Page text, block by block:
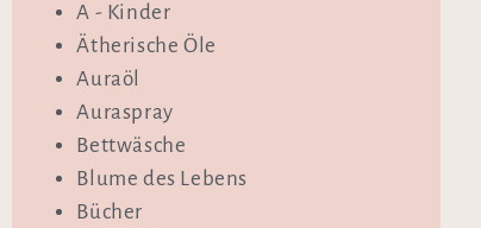
A - Kinder
Ätherische Öle
Auraöl
Auraspray
Bettwäsche
Blume des Lebens
Bücher